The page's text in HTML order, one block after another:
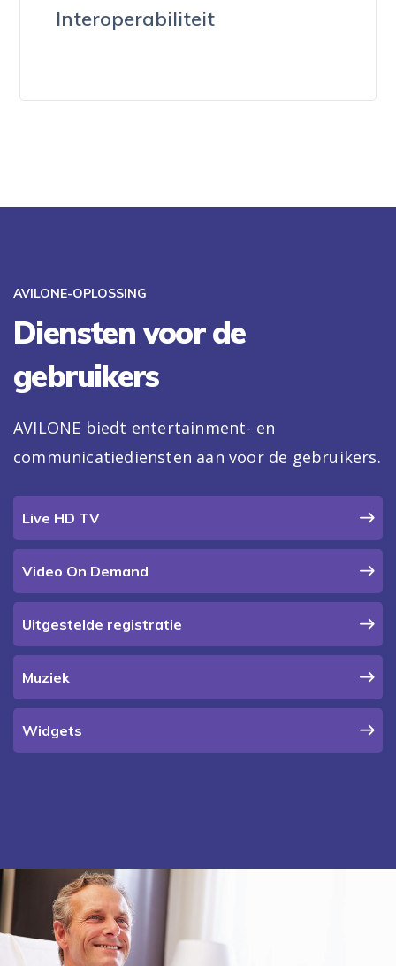
Interoperabiliteit
AVILONE-OPLOSSING
Diensten voor de
gebruikers
AVILONE biedt entertainment- en
communicatiediensten aan voor de gebruikers.
Live HD TV
Video On Demand
Uitgestelde registratie
Muziek
Widgets